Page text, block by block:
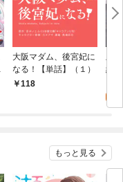
大阪マダム、後宮妃に
なる！【単話】（１）
118
約
もっと見る